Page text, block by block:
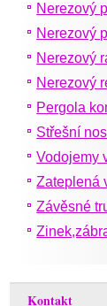
Nerezový
Nerezový
Nerezový
Nerezový
Pergola
Střešní
Vodojemy
Zateplená
Závěsné
Kontakt